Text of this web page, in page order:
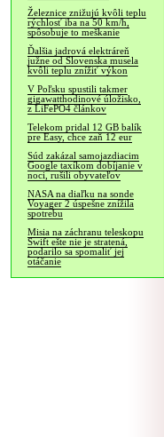
Železnice znižujú kvôli teplu
rýchlosť iba na 50 km/h,
spôsobuje to meškanie
Ďalšia jadrová elektráreň
južne od Slovenska musela
kvôli teplu znížiť výkon
V Poľsku spustili takmer
gigawatthodinové úložisko,
z LiFePO4 článkov
Telekom pridal 12 GB balík
pre Easy, chce zaň 12 eur
Súd zakázal samojazdiacim
Google taxíkom dobíjanie v
noci, rušili obyvateľov
NASA na diaľku na sonde
Voyager 2 úspešne znížila
spotrebu
Misia na záchranu teleskopu
Swift ešte nie je stratená,
podarilo sa spomaliť jej
otáčanie